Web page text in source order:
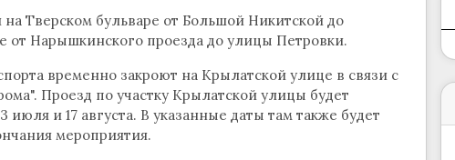
на Тверском бульваре от Большой Никитской до
от Нарышкинского проезда до улицы Петровки.
временно закроют на Крылатской улице в связи с
Проезд по участку Крылатской улицы будет
июля и 17 августа. В указанные даты там также будет
мероприятия.